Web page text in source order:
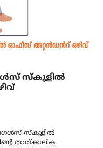
സ്കൂളിൽ
ഗേൾസ് സ്കൂളിൽ
താത്കാലിക